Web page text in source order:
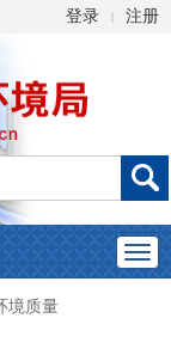
登录 | 注册
境质量